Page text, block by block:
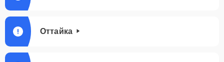
Оттайка